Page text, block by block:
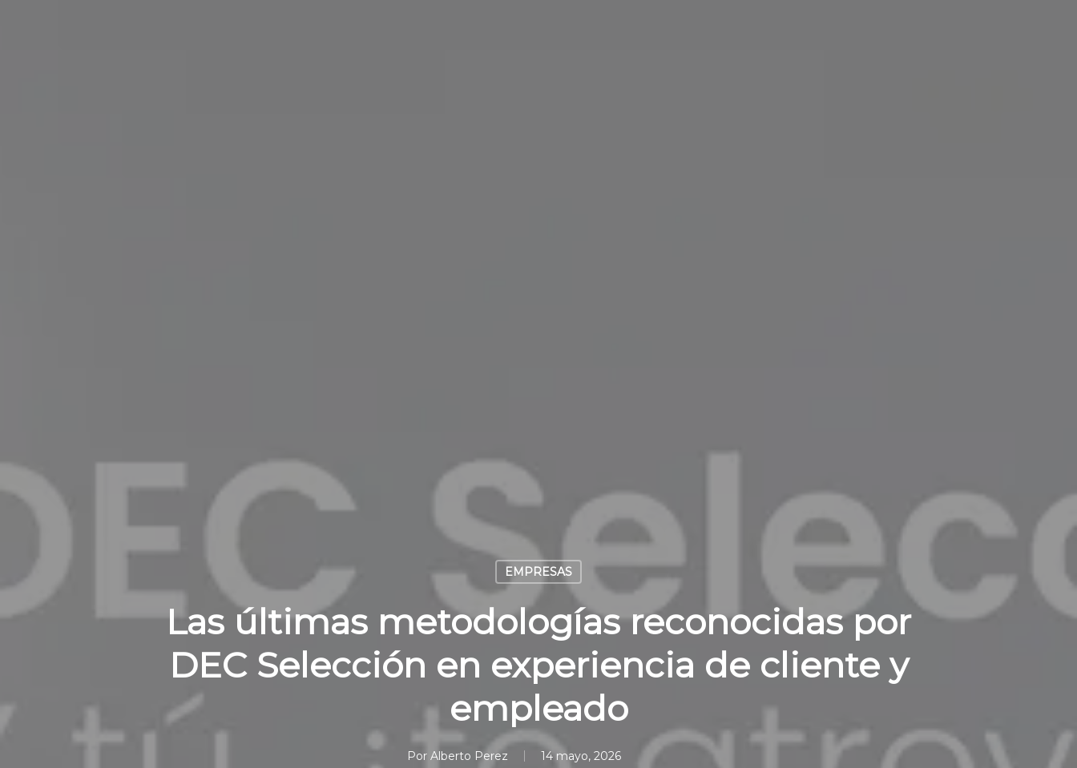
EMPRESAS
Las últimas metodologías reconocidas por
DEC Selección en experiencia de cliente y
empleado
Por Alberto Perez 14 mayo, 2026